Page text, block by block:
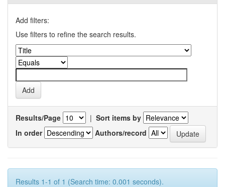
Add filters:
Use filters to refine the search results.
Results/Page | Sort items by
In order
Authors/record
Results 1-1 of 1 (Search time: 0.001 seconds).